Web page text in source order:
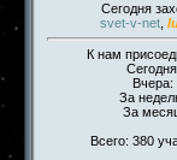
Сегодня
svet-v-net,
К нам
Вчера:
За
За
Всего: 380